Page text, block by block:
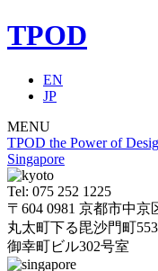
TPOD
EN
JP
MENU
TPOD the Power of
Singapore
Tel: 075 252 1225
〒604 0981 京都市中京
丸太町下る毘沙門町
御幸町ビル302号室